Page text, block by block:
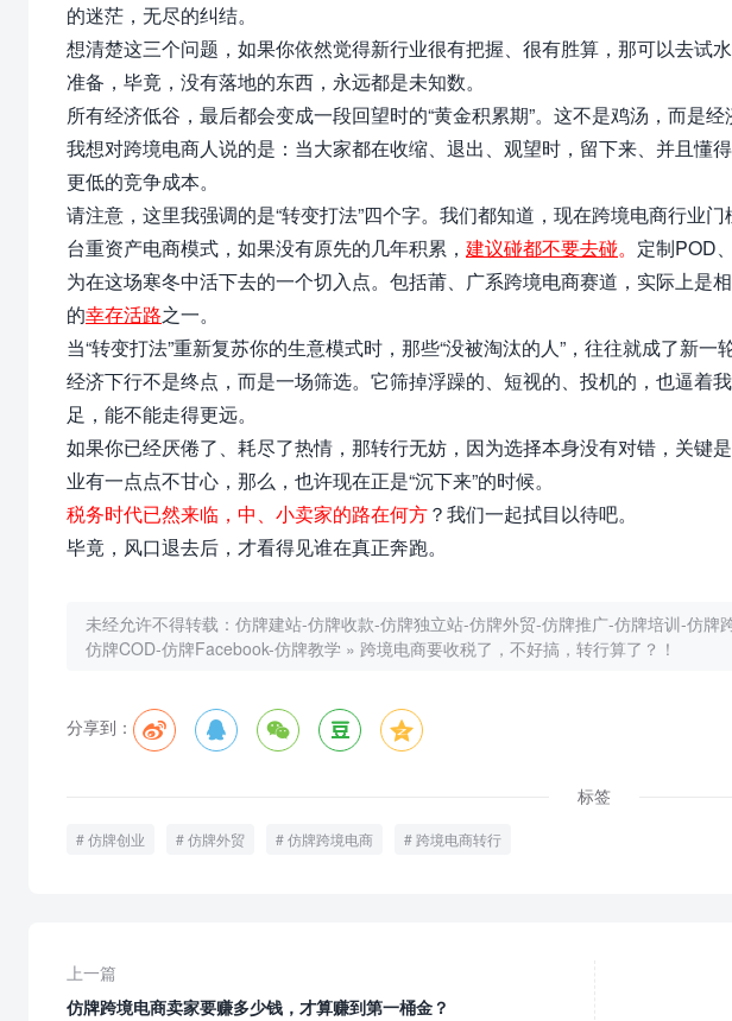
的迷茫，无尽的纠结。
想清楚这三个问题，如果你依然觉得新行业很有把握、很有胜算，那可以去试
准备，毕竟，没有落地的东西，永远都是未知数。
所有经济低谷，最后都会变成一段回望时的“黄金积累期”。这不是鸡汤，而是经
我想对跨境电商人说的是：当大家都在收缩、退出、观望时，留下来、并且懂
更低的竞争成本。
请注意，这里我强调的是“转变打法”四个字。我们都知道，现在跨境电商行业
台重资产电商模式，如果没有原先的几年积累， 建议碰都不要去碰。 定制POD
为在这场寒冬中活下去的一个切入点。包括莆、广系跨境电商赛道，实际上是
的幸存活路之一。
当“转变打法”重新复苏你的生意模式时，那些“没被淘汰的人”，往往就成了新一
经济下行不是终点，而是一场筛选。它筛掉浮躁的、短视的、投机的，也逼
足，能不能走得更远。
如果你已经厌倦了、耗尽了热情，那转行无妨，因为选择本身没有对错，关键
业有一点点不甘心，那么，也许现在正是“沉下来”的时候。
税务时代已然来临，中、小卖家的路在何方？我们一起拭目以待吧。
毕竟，风口退去后，才看得见谁在真正奔跑。
未经允许不得转载： 仿牌建站-仿牌收款-仿牌独立站-仿牌外贸-仿牌推广-仿牌培训-仿牌
仿牌COD-仿牌Facebook-仿牌教学 » 跨境电商要收税了，不好搞，转行算了？！
分享到：
标签
仿牌创业 仿牌外贸 仿牌跨境电商 跨境电商转行
上一篇
仿牌跨境电商卖家要赚多少钱，才算赚到第一桶金？